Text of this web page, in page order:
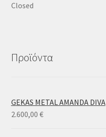
Closed
Προϊόντα
GEKAS METAL AMANDA DIVA
2.600,00 €